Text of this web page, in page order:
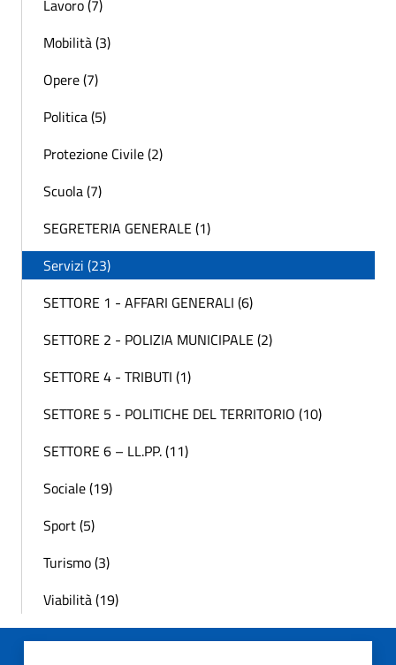
Lavoro (7)
Mobilità (3)
Opere (7)
Politica (5)
Protezione Civile (2)
Scuola (7)
SEGRETERIA GENERALE (1)
Servizi (23)
SETTORE 1 - AFFARI GENERALI (6)
SETTORE 2 - POLIZIA MUNICIPALE (2)
SETTORE 4 - TRIBUTI (1)
SETTORE 5 - POLITICHE DEL TERRITORIO (10)
SETTORE 6 – LL.PP. (11)
Sociale (19)
Sport (5)
Turismo (3)
Viabilità (19)